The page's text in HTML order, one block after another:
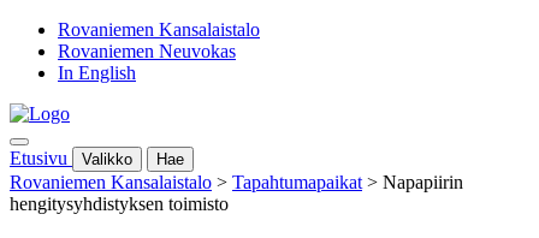
Rovaniemen Kansalaistalo
Rovaniemen Neuvokas
In English
Etusivu Valikko Hae
Rovaniemen Kansalaistalo > Tapahtumapaikat > Napapiirin
hengitysyhdistyksen toimisto